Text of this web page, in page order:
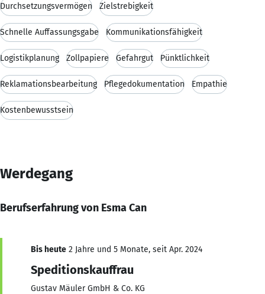
Durchsetzungsvermögen Zielstrebigkeit
Schnelle Auffassungsgabe Kommunikationsfähigkeit
Logistikplanung Zollpapiere Gefahrgut Pünktlichkeit
Reklamationsbearbeitung Pflegedokumentation Empathie
Kostenbewusstsein
Werdegang
Berufserfahrung von Esma Can
Bis heute 2 Jahre und 5 Monate, seit Apr. 2024
Speditionskauffrau
Gustav Mäuler GmbH & Co. KG